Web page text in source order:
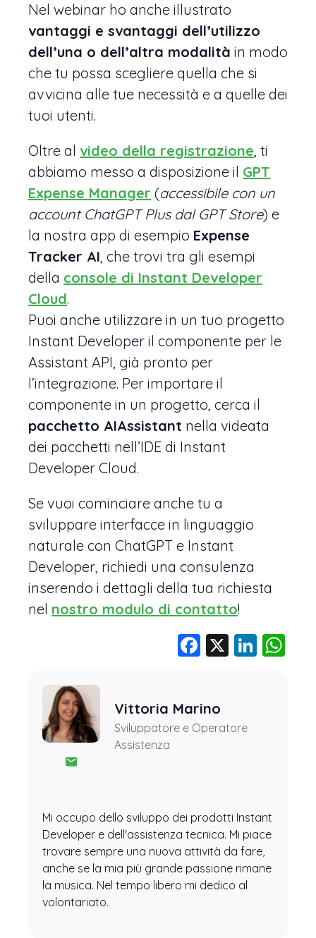
Nel webinar ho anche illustrato
vantaggi e svantaggi dell’utilizzo
dell’una o dell’altra modalità in modo
che tu possa scegliere quella che si
avvicina alle tue necessità e a quelle dei
tuoi utenti.
Oltre al video della registrazione, ti
abbiamo messo a disposizione il GPT
Expense Manager (accessibile con un
account ChatGPT Plus dal GPT Store) e
la nostra app di esempio Expense
Tracker AI, che trovi tra gli esempi
della console di Instant Developer
Cloud.
Puoi anche utilizzare in un tuo progetto
Instant Developer il componente per le
Assistant API, già pronto per
l’integrazione. Per importare il
componente in un progetto, cerca il
pacchetto AIAssistant nella videata
dei pacchetti nell’IDE di Instant
Developer Cloud.
Se vuoi cominciare anche tu a
sviluppare interfacce in linguaggio
naturale con ChatGPT e Instant
Developer, richiedi una consulenza
inserendo i dettagli della tua richiesta
nel nostro modulo di contatto!
Facebook
X
Vittoria Marino
Sviluppatore e Operatore
Assistenza
Mi occupo dello sviluppo dei prodotti Instant
Developer e dell'assistenza tecnica. Mi piace
trovare sempre una nuova attività da fare,
anche se la mia più grande passione rimane
la musica. Nel tempo libero mi dedico al
volontariato.